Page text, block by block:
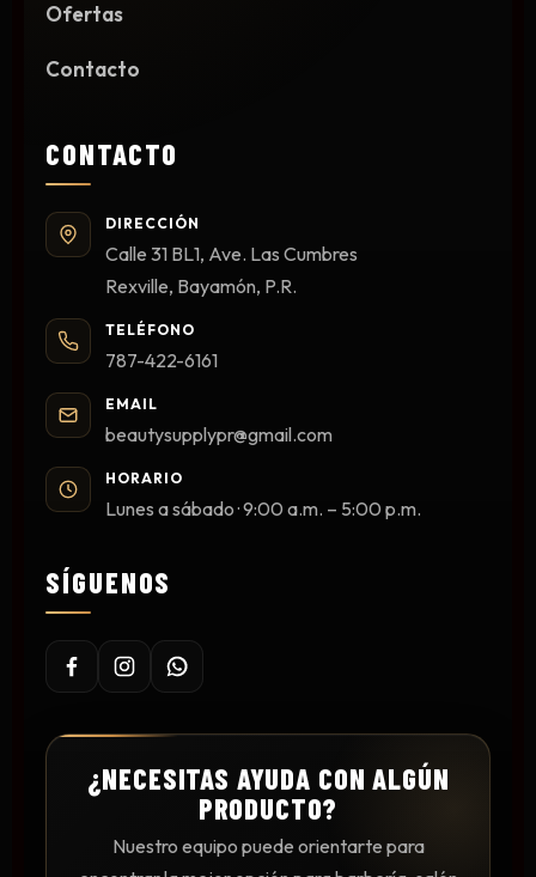
Ofertas
Contacto
CONTACTO
DIRECCIÓN
Calle 31 BL1, Ave. Las Cumbres
Rexville, Bayamón, P.R.
TELÉFONO
787-422-6161
EMAIL
beautysupplypr@gmail.com
HORARIO
Lunes a sábado · 9:00 a.m. – 5:00 p.m.
SÍGUENOS
¿NECESITAS AYUDA CON ALGÚN
PRODUCTO?
Nuestro equipo puede orientarte para